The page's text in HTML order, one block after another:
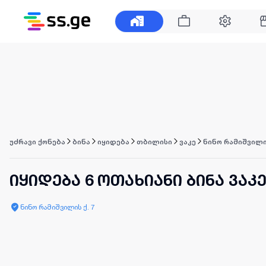
უძრავი ქონება ბინა იყიდება თბილისი ვაკე ნინო
იყიდება 6 ოთახიანი ბინა
ნინო რამიშვილის ქ. 7